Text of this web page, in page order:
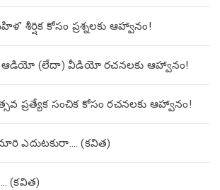
శీర్షిక కోసం ప్రశ్నలకు ఆహ్వానం!
ఆడియో (లేదా) వీడియో రచనలకు ఆహ్వానం!
ప్రత్యేక సంచిక కోసం రచనలకు ఆహ్వానం!
ఎదుటకురా…. (కవిత)
(కవిత)